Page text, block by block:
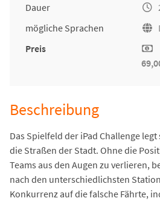
Dauer
mögliche Sprachen
Preis
Beschreibung
Das Spielfeld der iPad Challenge
die Straßen der Stadt. Ohne die
Teams aus den Augen zu verlieren,
nach den unterschiedlichsten
Konkurrenz auf die falsche Fährte,